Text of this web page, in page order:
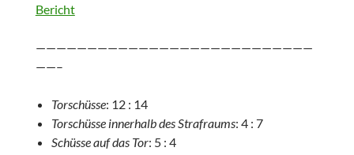
Bericht
———————————————————————————
——–
Torschüsse: 12 : 14
Torschüsse innerhalb des Strafraums: 4 : 7
Schüsse auf das Tor: 5 : 4